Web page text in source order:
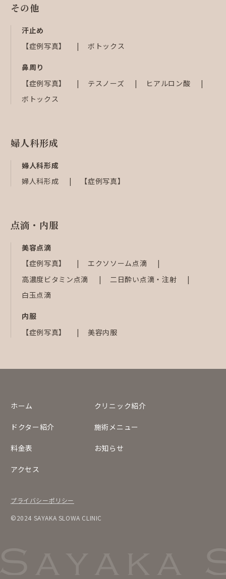
その他
汗止め
【症例写真】
ボトックス
鼻周り
【症例写真】
テスノーズ
ヒアルロン酸
ボトックス
婦人科形成
婦人科形成
婦人科形成
【症例写真】
点滴・内服
美容点滴
【症例写真】
エクソソーム点滴
高濃度ビタミン点滴
二日酔い点滴・注射
白玉点滴
内服
【症例写真】
美容内服
ホーム クリニック紹介
ドクター紹介 施術メニュー
料金表 お知らせ
アクセス
プライバシーポリシー
©2024 SAYAKA SLOWA CLINIC